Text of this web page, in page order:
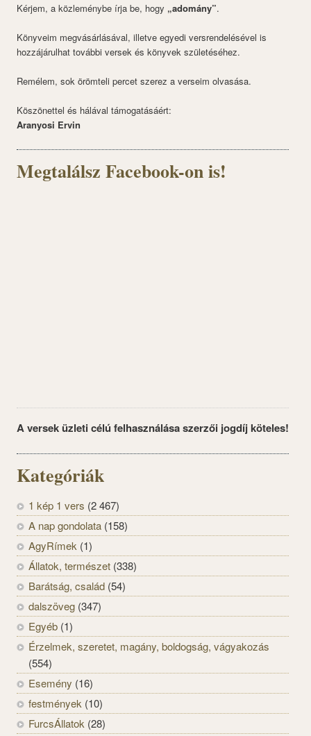
Kérjem, a közleménybe írja be, hogy „adomány”.
Könyveim megvásárlásával, illetve egyedi versrendelésével is
hozzájárulhat további versek és könyvek születéséhez.
Remélem, sok örömteli percet szerez a verseim olvasása.
Köszönettel és hálával támogatásáért:
Aranyosi Ervin
Megtalálsz Facebook-on is!
A versek üzleti célú felhasználása szerzői jogdíj köteles!
Kategóriák
1 kép 1 vers (2 467)
A nap gondolata (158)
AgyRímek (1)
Állatok, természet (338)
Barátság, család (54)
dalszöveg (347)
Egyéb (1)
Érzelmek, szeretet, magány, boldogság, vágyakozás
(554)
Esemény (16)
festmények (10)
FurcsÁllatok (28)